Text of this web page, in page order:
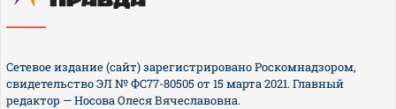
Сетевое издание (сайт) зарегистрировано Роскомнадзором,
свидетельство ЭЛ № ФС77-80505 от 15 марта 2021. Главный
редактор — Носова Олеся Вячеславовна.